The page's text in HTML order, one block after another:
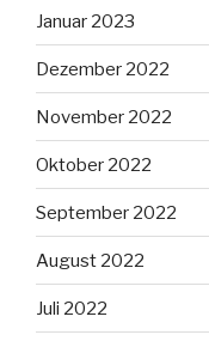
Januar 2023
Dezember 2022
November 2022
Oktober 2022
September 2022
August 2022
Juli 2022